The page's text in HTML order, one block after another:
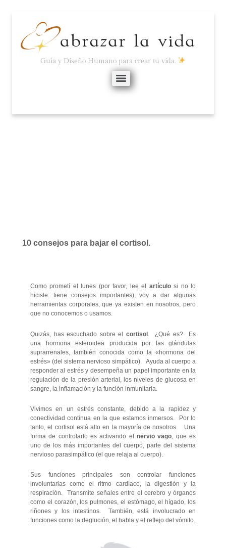
Guía y Diseño Humano para crear tu vida.
10 consejos para bajar el cortisol.
Como prometí el lunes (por favor, lee el artículosi no lo
hiciste: tiene consejos importantes), voy a dar algunas
herramientas corporales, que ya existen en nosotros, pero
que no conocemos o usamos.
Quizás, has escuchado sobre el cortisol . ¿Qué es? Es
una hormona esteroidea producida por las glándulas
suprarrenales, también conocida como la «hormona del
estrés» (del sistema nervioso simpático). Ayuda al cuerpo a
responder al estrés y desempeña un papel importante en la
regulación de la presión arterial, los niveles de glucosa en
sangre, la inflamación y la función inmunitaria.
Vivimos en un estrés constante, debido a la rapidez y
conectividad continua en la que estamos inmersos. Por lo
tanto, el cortisol está alto en la mayoría de nosotros. Una
forma de controlarlo es activando el nervio vago, que es
uno de los más importantes del cuerpo, parte del sistema
nervioso parasimpático (el que relaja al cuerpo).
Sus funciones principales son controlar funciones
involuntarias como el ritmo cardíaco, la digestión y la
respiración. Transmite señales entre el cerebro y órganos
como el corazón, los pulmones, el estómago, el hígado, los
riñones y los intestinos. También, está involucrado en
funciones como la deglución, el habla y el reflejo del vómito.